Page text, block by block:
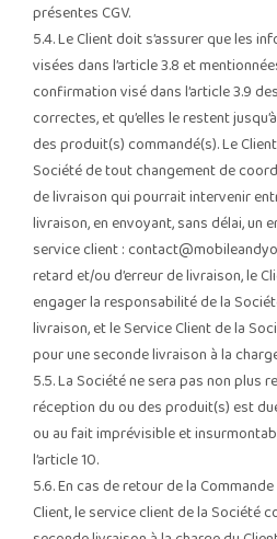
présentes CGV.
5.4. Le Client doit s’assurer que les
visées dans l’article 3.8 et
confirmation visé dans l’article 3.9
correctes, et qu’elles le restent
des produit(s) commandé(s). Le
Société de tout changement de
de livraison qui pourrait intervenir
livraison, en envoyant, sans délai, un
service client :
retard et/ou d’erreur de livraison, le
engager la responsabilité de la
livraison, et le Service Client de la
pour une seconde livraison à la
5.5. La Société ne sera pas non plus
réception du ou des produit(s) est
ou au fait imprévisible et
l’article 10.
5.6. En cas de retour de la
Client, le service client de la Société